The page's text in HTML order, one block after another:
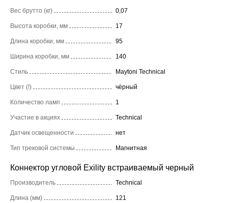
Вес брутто (кг) 0,07
Высота коробки, мм 17
Длина коробки, мм 95
Ширина коробки, мм 140
Стиль Maytoni Technical
Цвет (!) чёрный
Количество ламп 1
Участие в акциях Technical
Датчик освещенности нет
Тип трековой системы Магнитная
Коннектор угловой Exility встраиваемый черный
Производитель Technical
Длина (мм) 121